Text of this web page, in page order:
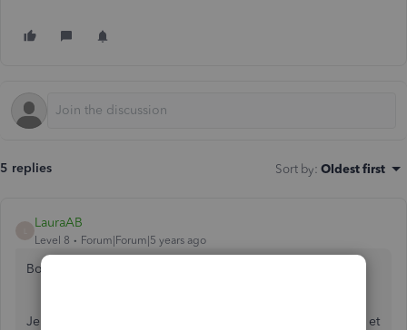
5 replies Sort by: Oldest first
LauraAB
Level 8 Forum|Forum|5 years ago
Bonjour quickbook-stph-c!
Je vois que vous avez plusieurs questions sur QuickBooks et